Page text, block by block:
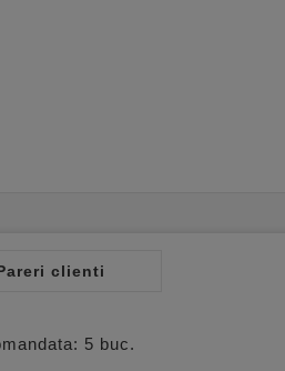
clienti
5 buc.